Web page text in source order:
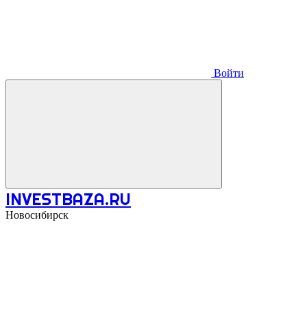
Войти
INVESTBAZA.RU
Новосибирск